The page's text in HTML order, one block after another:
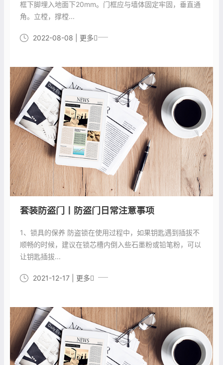
框下脚埋入地面下20mm。门框应与墙体固定牢固，垂直通
角。立樘，撑樘...
2022-08-08 | 更多
套装防盗门丨防盗门日常注意事项
1、锁具的保养 防盗锁在使用过程中，如果钥匙遇到插拔不
顺畅的时候，建议在锁芯槽内倒入些石墨粉或铅笔粉，可以
让钥匙插拔...
2021-12-17 | 更多